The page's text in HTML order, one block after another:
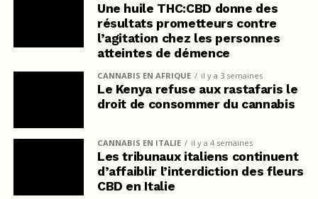
Une huile THC:CBD donne des
résultats prometteurs contre
l’agitation chez les personnes
atteintes de démence
CANNABIS EN AFRIQUE il y a 3 semaines
Le Kenya refuse aux rastafaris le
droit de consommer du cannabis
CANNABIS EN ITALIE il y a 4 semaines
Les tribunaux italiens continuent
d’affaiblir l’interdiction des fleurs
CBD en Italie